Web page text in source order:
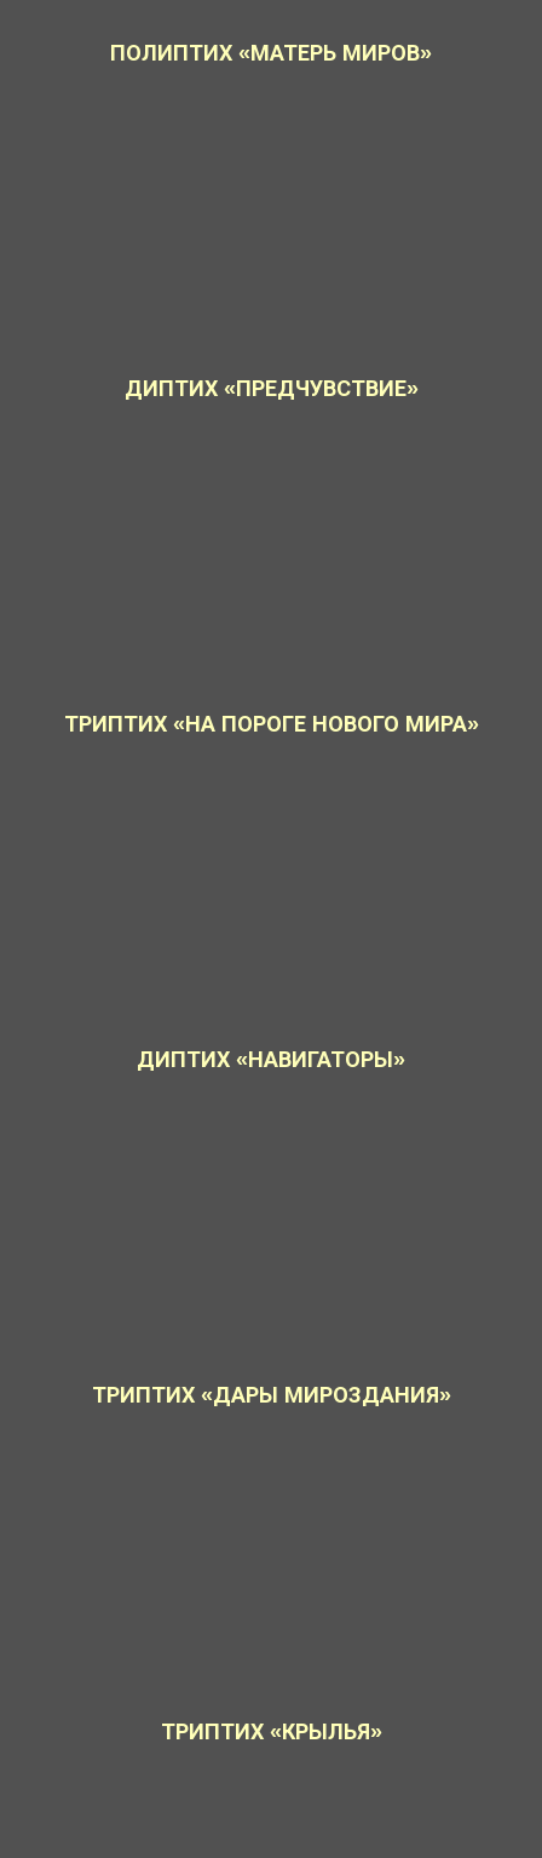
ПОЛИПТИХ «МАТЕРЬ МИРОВ»
ДИПТИХ «ПРЕДЧУВСТВИЕ»
ТРИПТИХ «НА ПОРОГЕ НОВОГО МИРА»
ДИПТИХ «НАВИГАТОРЫ»
ТРИПТИХ «ДАРЫ МИРОЗДАНИЯ»
ТРИПТИХ «КРЫЛЬЯ»